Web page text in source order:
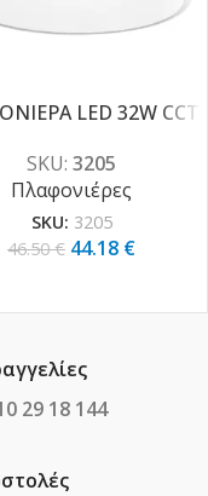
LED 32W CCT
SKU: 3205
Πλαφονιέρες
SKU: 3205
46.50€ 44.18 €
29 18 144